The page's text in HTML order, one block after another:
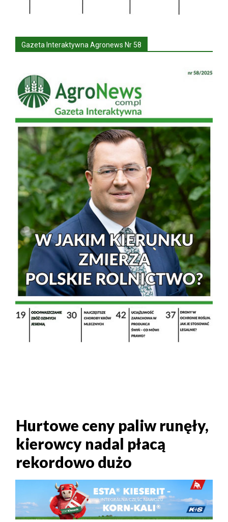
Gazeta Interaktywna Agronews Nr 58